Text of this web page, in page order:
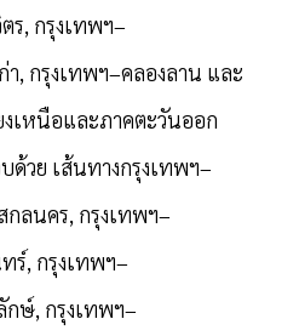
ร, กรุงเทพฯ–
, กรุงเทพฯ–คลองลาน และ
เหนือและภาคตะวันออก
ด้วย เส้นทางกรุงเทพฯ–
ลนคร, กรุงเทพฯ–
ร์, กรุงเทพฯ–
กษ์, กรุงเทพฯ–